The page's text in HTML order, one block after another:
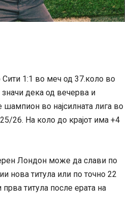
1:1 во меч од 37.коло во
дека од вечерва и
шампион во најсилната лига во
26. На коло до крајот има +4
Лондон може да слави по
нова титула или по точно 22
титула после ерата на